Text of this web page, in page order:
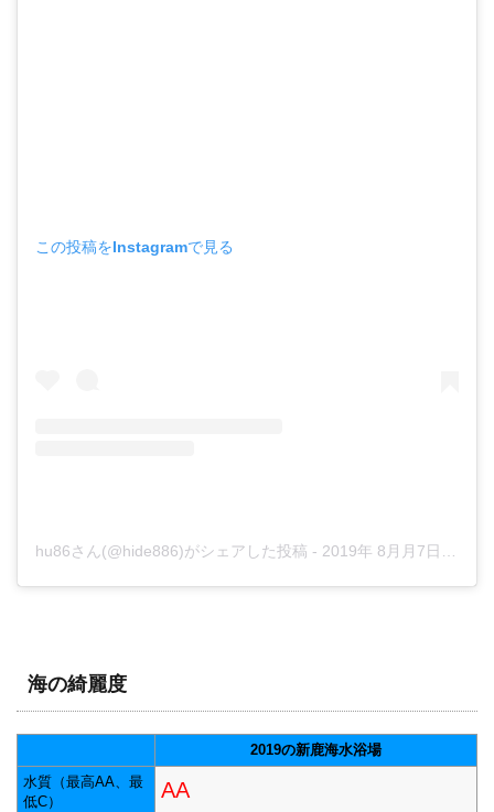
この投稿をInstagramで見る
hu86さん(@hide886)がシェアした投稿 - 2019年 8月月7日午前4時37分PDT
海の綺麗度
2019の新鹿海水浴場
水質（最高AA、最
低C）
AA